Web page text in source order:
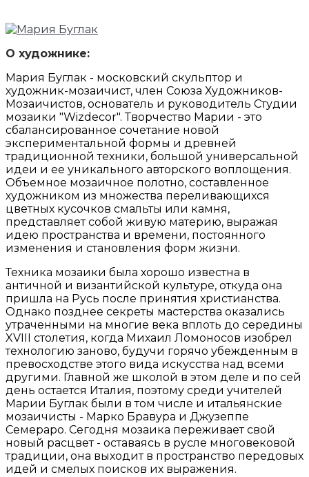
О художнике:
Мария Буглак - московский скульптор и
художник-мозаичист, член Союза Художников-
Мозаичистов, основатель и руководитель Студии
мозаики "Wizdecor". Творчество Марии - это
сбалансированное сочетание новой
экспериментальной формы и древней
традиционной техники, большой универсальной
идеи и ее уникального авторского воплощения.
Объемное мозаичное полотно, составленное
художником из множества переливающихся
цветных кусочков смальты или камня,
представляет собой живую материю, выражая
идею пространства и времени, постоянного
изменения и становления форм жизни.
Техника мозаики была хорошо известна в
античной и византийской культуре, откуда она
пришла на Русь после принятия христианства.
Однако позднее секреты мастерства оказались
утраченными на многие века вплоть до середины
XVIII столетия, когда Михаил Ломоносов изобрел
технологию заново, будучи горячо убежденным в
превосходстве этого вида искусства над всеми
другими. Главной же школой в этом деле и по сей
день остается Италия, поэтому среди учителей
Марии Буглак были в том числе и итальянские
мозаичисты - Марко Бравура и Джузеппе
Семераро. Сегодня мозаика переживает свой
новый расцвет - оставаясь в русле многовековой
традиции, она выходит в пространство передовых
идей и смелых поисков их выражения.